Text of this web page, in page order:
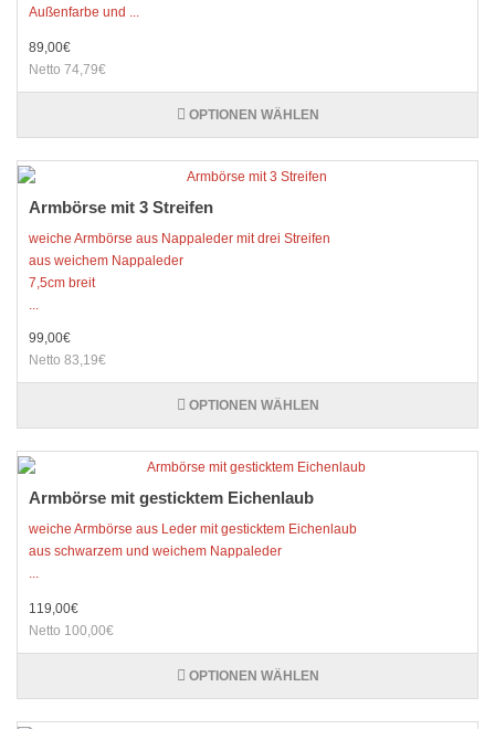
Außenfarbe und ...
89,00€
Netto 74,79€
OPTIONEN WÄHLEN
Armbörse mit 3 Streifen
weiche Armbörse aus Nappaleder mit drei Streifen
aus weichem Nappaleder
7,5cm breit
...
99,00€
Netto 83,19€
OPTIONEN WÄHLEN
Armbörse mit gesticktem Eichenlaub
weiche Armbörse aus Leder mit gesticktem Eichenlaub
aus schwarzem und weichem Nappaleder
...
119,00€
Netto 100,00€
OPTIONEN WÄHLEN